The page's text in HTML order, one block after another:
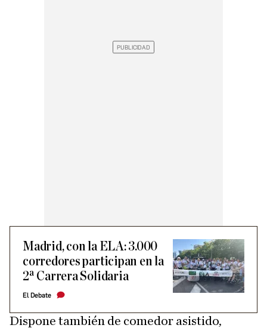
Madrid, con la ELA: 3.000
corredores participan en la
2ª Carrera Solidaria
El Debate
Dispone también de comedor asistido,